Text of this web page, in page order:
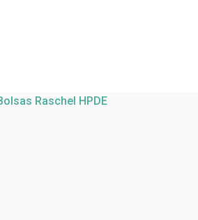
Raschel HPDE